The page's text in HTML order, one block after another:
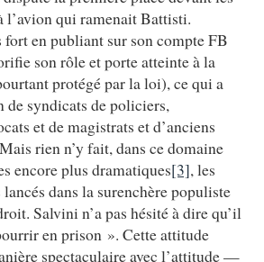
l’avion qui ramenait Battisti.
en publiant sur son compte FB
son rôle et porte atteinte à la
protégé par la loi), ce qui a
de syndicats de policiers,
et de magistrats et d’anciens
rien n’y fait, dans ce domaine
encore plus dramatiques[3], les
dans la surenchère populiste
Salvini n’a pas hésité à dire qu’il
en prison ». Cette attitude
spectaculaire avec l’attitude —